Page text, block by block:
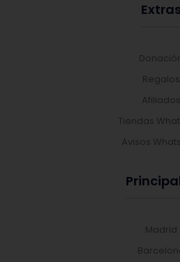
Regalos
Afiliados
Tiendas
Avisos
Madrid